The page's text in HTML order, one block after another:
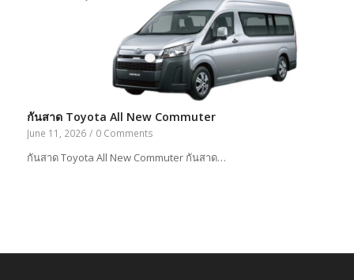
กันสาด Toyota All New Commuter
June 11, 2026 / 0 Comments
กันสาด Toyota All New Commuter กันสาด…